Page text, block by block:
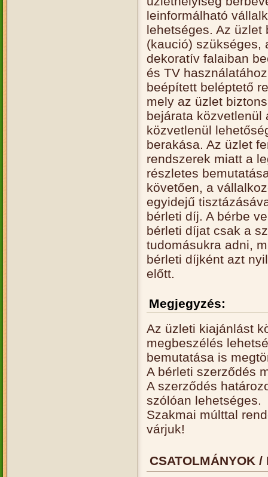
leinformálható
lehetséges. Az üzlet
(kaució) szükséges,
dekoratív falaiban
és TV
beépített beléptető
mely az üzlet
bejárata közvetlenül
közvetlenül
berakása. Az üzlet
rendszerek miatt a
részletes
követően, a
egyidejű
bérleti díj. A bérbe
bérleti díjat csak a
tudomásukra adni,
bérleti díjként azt
előtt.
Megjegyzés:
Az üzleti kiajánlást
megbeszélés
bemutatása is
A bérleti szerződés
A szerződés
szólóan lehetséges.
Szakmai múlttal
várjuk!
CSATOLMÁNYOK